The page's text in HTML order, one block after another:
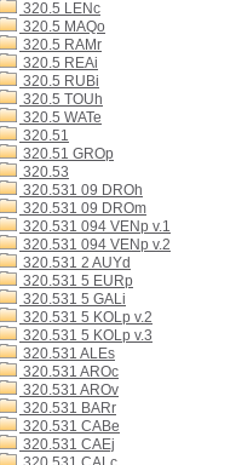
320.5 LENc
320.5 MAQo
320.5 RAMr
320.5 REAi
320.5 RUBi
320.5 TOUh
320.5 WATe
320.51
320.51 GROp
320.53
320.531 09 DROh
320.531 09 DROm
320.531 094 VENp v.1
320.531 094 VENp v.2
320.531 2 AUYd
320.531 5 EURp
320.531 5 GALi
320.531 5 KOLp v.2
320.531 5 KOLp v.3
320.531 ALEs
320.531 AROc
320.531 AROv
320.531 BARr
320.531 CABe
320.531 CAEj